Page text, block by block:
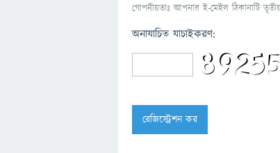
গোপনীয়তাঃ আপনার ই-মেইল ঠিকানাটি
অনাযাচিত যাচাইকরণ: